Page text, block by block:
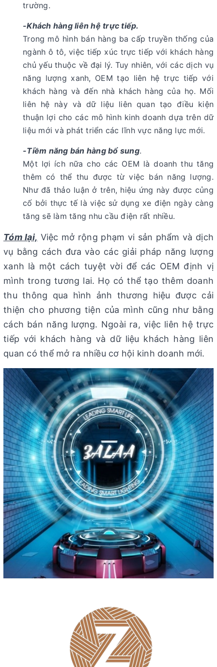
trường.
-Khách hàng liên hệ trực tiếp.
Trong mô hình bán hàng ba cấp truyền thống của
ngành ô tô, việc tiếp xúc trực tiếp với khách hàng
chủ yếu thuộc về đại lý. Tuy nhiên, với các dịch vụ
năng lượng xanh, OEM tạo liên hệ trực tiếp với
khách hàng và đến nhà khách hàng của họ. Mối
liên hệ này và dữ liệu liên quan tạo điều kiện
thuận lợi cho các mô hình kinh doanh dựa trên dữ
liệu mới và phát triển các lĩnh vực năng lực mới.
-Tiềm năng bán hàng bổ sung.
Một lợi ích nữa cho các OEM là doanh thu tăng
thêm có thể thu được từ việc bán năng lượng.
Như đã thảo luận ở trên, hiệu ứng này được củng
cố bởi thực tế là việc sử dụng xe điện ngày càng
tăng sẽ làm tăng nhu cầu điện rất nhiều.
Tóm lại, Việc mở rộng phạm vi sản phẩm và dịch
vụ bằng cách đưa vào các giải pháp năng lượng
xanh là một cách tuyệt vời để các OEM định vị
mình trong tương lai. Họ có thể tạo thêm doanh
thu thông qua hình ảnh thương hiệu được cải
thiện cho phương tiện của mình cũng như bằng
cách bán năng lượng. Ngoài ra, việc liên hệ trực
tiếp với khách hàng và dữ liệu khách hàng liên
quan có thể mở ra nhiều cơ hội kinh doanh mới.